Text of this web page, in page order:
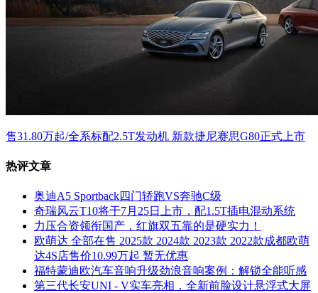
售31.80万起/全系标配2.5T发动机 新款捷尼赛思G80正式上市
热评文章
奥迪A5 Sportback四门轿跑VS奔驰C级
奇瑞风云T10将于7月25日上市，配1.5T插电混动系统
力压合资领衔国产，红旗双五靠的是硬实力！
欧萌达 全部在售 2025款 2024款 2023款 2022款成都欧萌
达4S店售价10.99万起 暂无优惠
福特蒙迪欧汽车音响升级劲浪音响案例：解锁全能听感
第三代长安UNI - V实车亮相，全新前脸设计悬浮式大屏